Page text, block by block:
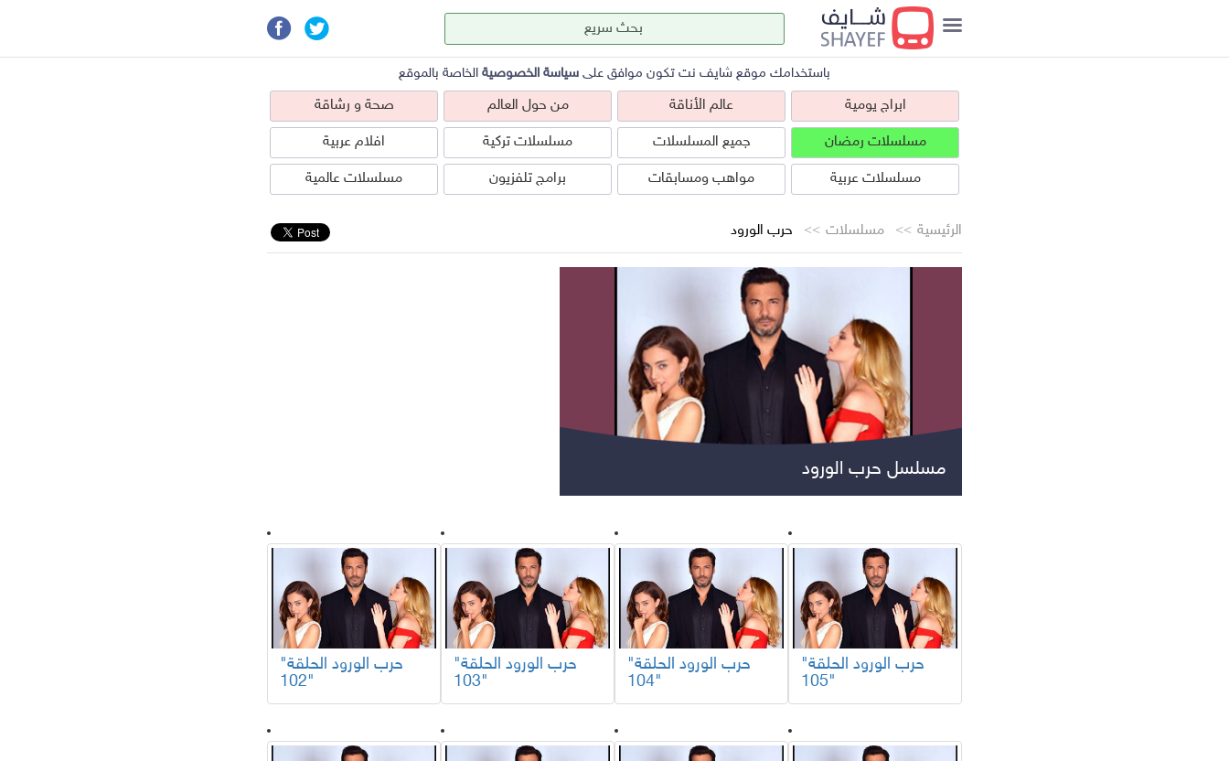
عالم الأناقة
جميع المسلسلات مسلسلات عربية مسلسلات تركية
باستخدامك موقع شايف نت تكون موافق على سياسة الخصوصية الخاصة بالموقع
ابراج يومية عالم الأناقة من حول العالم صحة و رشاقة
مسلسلات رمضان جميع المسلسلات مسلسلات تركية افلام عربية
مسلسلات عربية مواهب ومسابقات برامج تلفزيون مسلسلات عالمية
الرئيسية مسلسلات حرب الورود
مسلسل حرب الورود
"حرب الورود الحلقة
105"
"حرب الورود الحلقة
104"
"حرب الورود الحلقة
103"
"حرب الورود الحلقة
102"